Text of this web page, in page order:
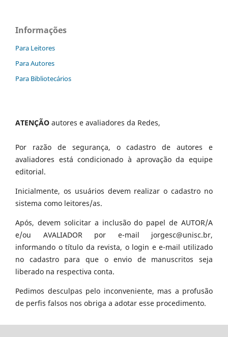
Informações
Para Leitores
Para Autores
Para Bibliotecários
ATENÇÃO autores e avaliadores da Redes,
Por razão de segurança, o cadastro de autores e
avaliadores está condicionado à aprovação da equipe
editorial.
Inicialmente, os usuários devem realizar o cadastro no
sistema como leitores/as.
Após, devem solicitar a inclusão do papel de AUTOR/A
e/ou AVALIADOR por e-mail jorgesc@unisc.br,
informando o título da revista, o login e e-mail utilizado
no cadastro para que o envio de manuscritos seja
liberado na respectiva conta.
Pedimos desculpas pelo inconveniente, mas a profusão
de perfis falsos nos obriga a adotar esse procedimento.